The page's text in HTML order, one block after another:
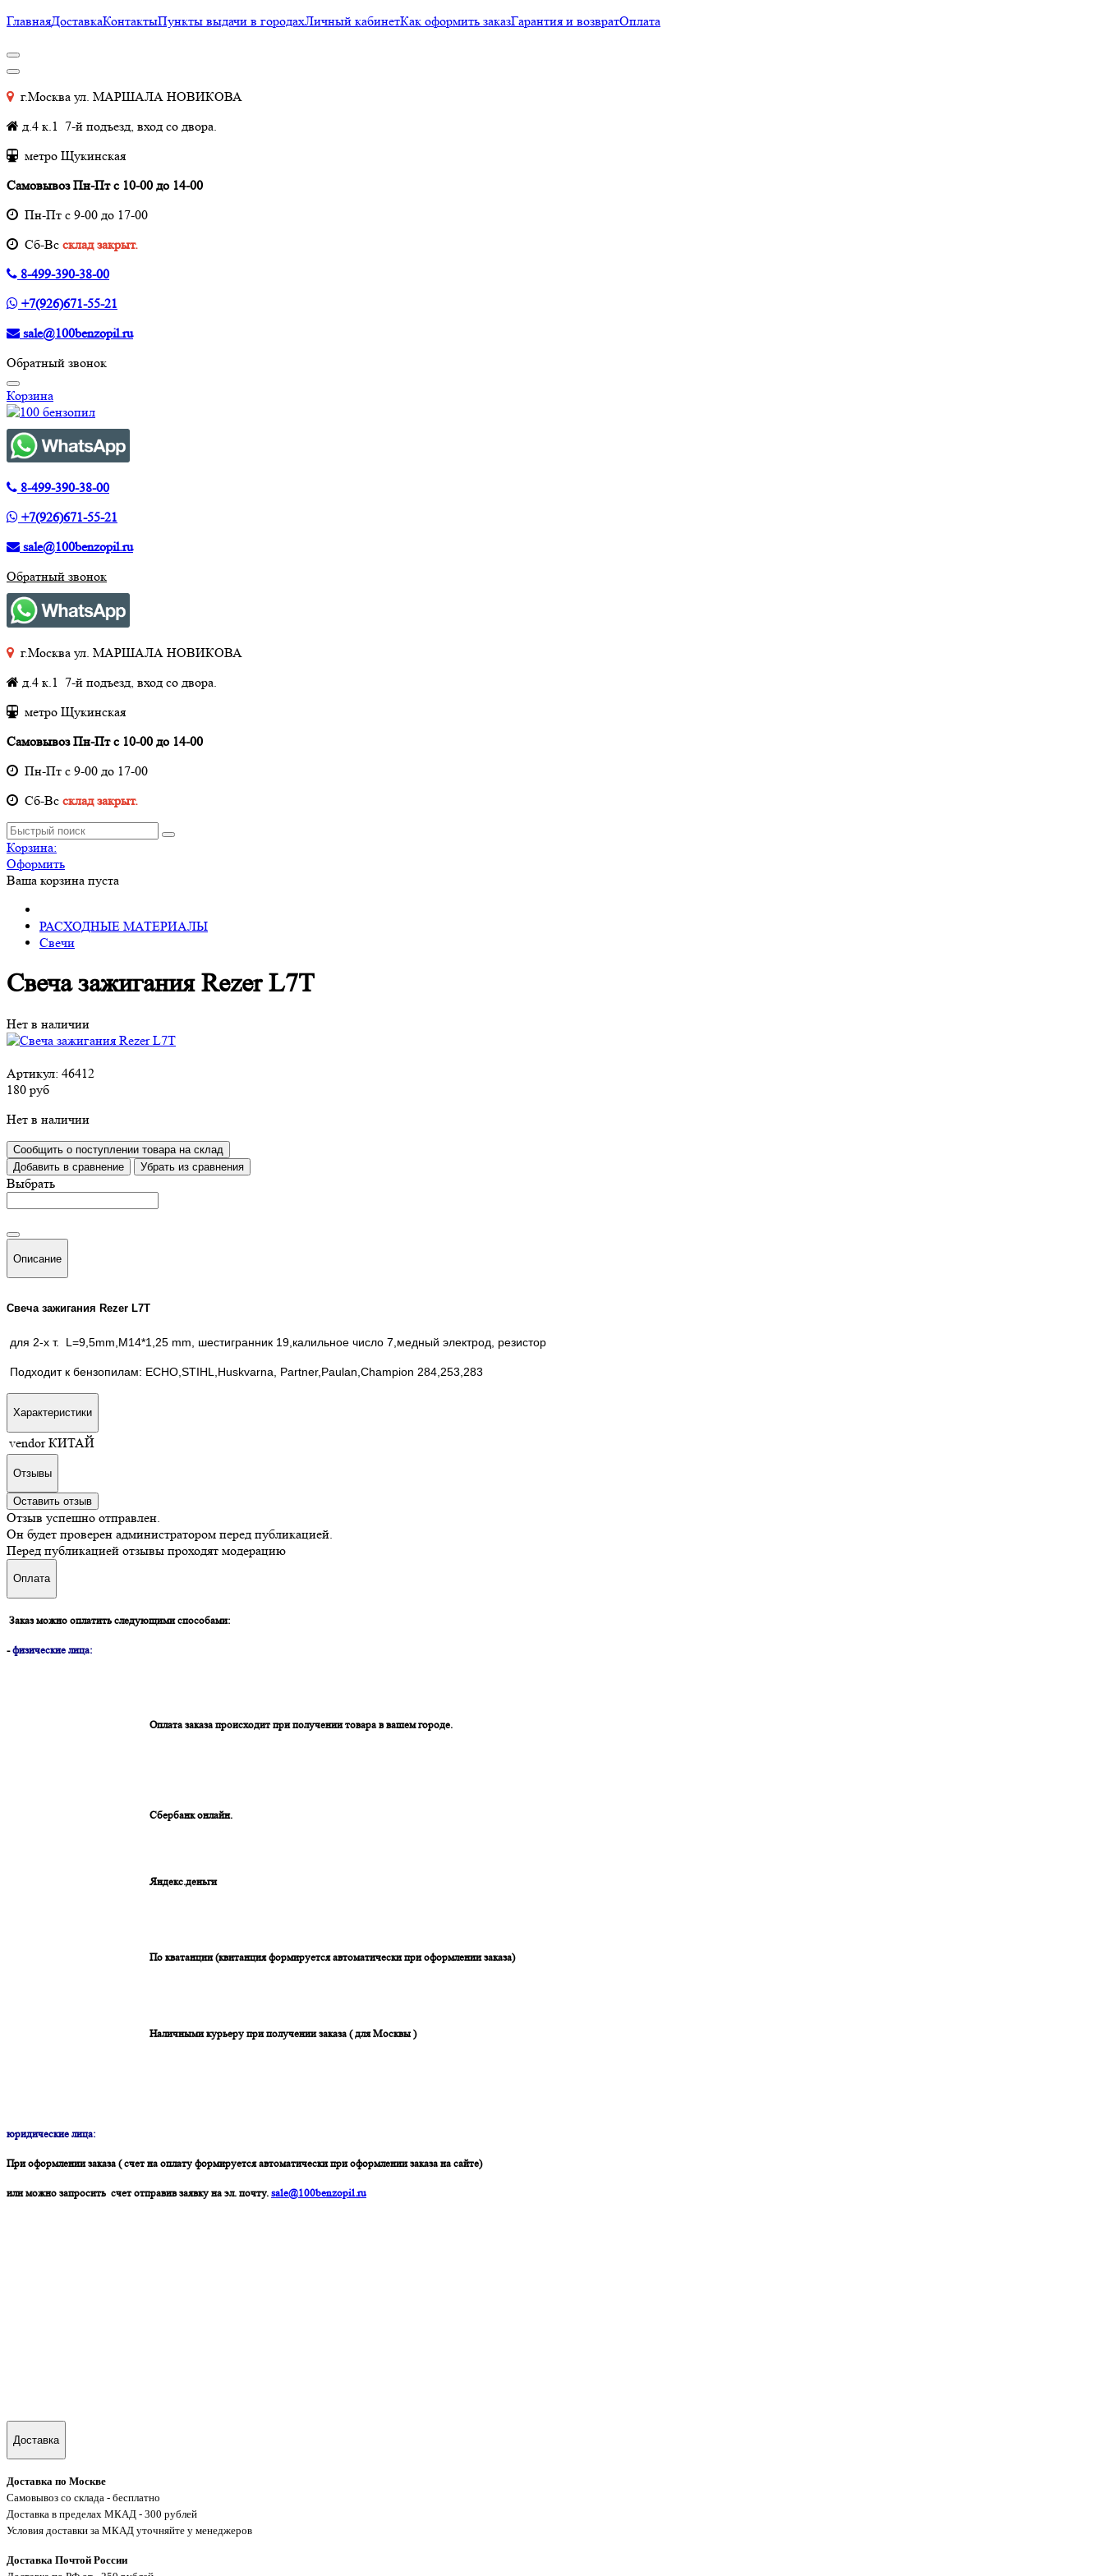
ГлавнаяДоставкаКонтактыПункты выдачи в городахЛичный кабинетКак оформить заказГарантия и возвратОплата
г.Москва ул. МАРШАЛА НОВИКОВА
д.4 к.1 7-й подъезд, вход со двора.
метро Щукинская
Самовывоз Пн-Пт с 10-00 до 14-00
Пн-Пт с 9-00 до 17-00
Cб-Вс склад закрыт.
8-499-390-38-00
+7(926)671-55-21
sale@100benzopil.ru
Обратный звонок
Корзина
8-499-390-38-00
+7(926)671-55-21
sale@100benzopil.ru
Обратный звонок
г.Москва ул. МАРШАЛА НОВИКОВА
д.4 к.1 7-й подъезд, вход со двора.
метро Щукинская
Самовывоз Пн-Пт с 10-00 до 14-00
Пн-Пт с 9-00 до 17-00
Cб-Вс склад закрыт.
Корзина:
Оформить
Ваша корзина пуста
РАСХОДНЫЕ МАТЕРИАЛЫ
Свечи
Свеча зажигания Rezer L7T
Нет в наличии
Артикул: 46412
180 руб
Нет в наличии
Сообщить о поступлении товара на склад
Добавить в сравнение
Убрать из сравнения
Выбрать
Описание
Свеча зажигания Rezer L7T
для 2-х т. L=9,5mm,M14*1,25 mm, шестигранник 19,калильное число 7,медный электрод, резистор
Подходит к бензопилам: ECHO,STIHL,Huskvarna, Partner,Paulan,Champion 284,253,283
Характеристики
vendor КИТАЙ
Отзывы
Оставить отзыв
Отзыв успешно отправлен.
Он будет проверен администратором перед публикацией.
Перед публикацией отзывы проходят модерацию
Оплата
Заказ можно оплатить следующими способами:
-физические лица:
Оплата заказа происходит при получении товара в вашем городе.
Сбербанк онлайн.
Яндекс.деньги
По кватанции (квитанция формируется автоматически при оформлении заказа)
Наличными курьеру при получении заказа ( для Москвы )
юридические лица:
При оформлении заказа ( счет на оплату формируется автоматически при оформлении заказа на сайте)
или можно запросить счет отправив заявку на эл. почту. sale@100benzopil.ru
Доставка
Доставка по Москве
Самовывоз со склада - бесплатно
Доставка в пределах МКАД - 300 рублей
Условия доставки за МКАД уточняйте у менеджеров
Доставка Почтой России